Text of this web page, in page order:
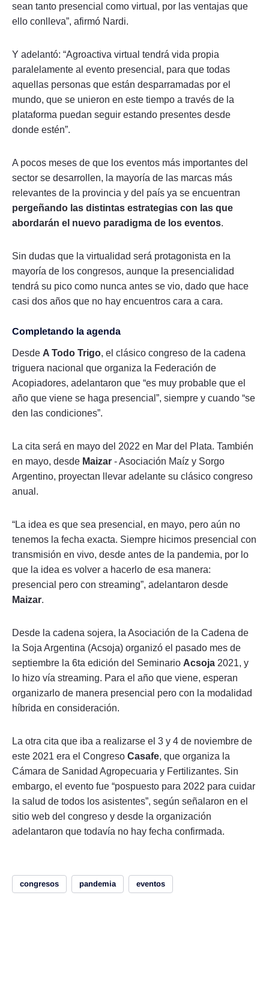
sean tanto presencial como virtual, por las ventajas que
ello conlleva”, afirmó Nardi.
Y adelantó: “Agroactiva virtual tendrá vida propia
paralelamente al evento presencial, para que todas
aquellas personas que están desparramadas por el
mundo, que se unieron en este tiempo a través de la
plataforma puedan seguir estando presentes desde
donde estén”.
A pocos meses de que los eventos más importantes del
sector se desarrollen, la mayoría de las marcas más
relevantes de la provincia y del país ya se encuentran
pergeñando las distintas estrategias con las que
abordarán el nuevo paradigma de los eventos.
Sin dudas que la virtualidad será protagonista en la
mayoría de los congresos, aunque la presencialidad
tendrá su pico como nunca antes se vio, dado que hace
casi dos años que no hay encuentros cara a cara.
Completando la agenda
Desde A Todo Trigo, el clásico congreso de la cadena
triguera nacional que organiza la Federación de
Acopiadores, adelantaron que “es muy probable que el
año que viene se haga presencial”, siempre y cuando “se
den las condiciones”.
La cita será en mayo del 2022 en Mar del Plata. También
en mayo, desde Maizar - Asociación Maíz y Sorgo
Argentino, proyectan llevar adelante su clásico congreso
anual.
“La idea es que sea presencial, en mayo, pero aún no
tenemos la fecha exacta. Siempre hicimos presencial con
transmisión en vivo, desde antes de la pandemia, por lo
que la idea es volver a hacerlo de esa manera:
presencial pero con streaming”, adelantaron desde
Maizar.
Desde la cadena sojera, la Asociación de la Cadena de
la Soja Argentina (Acsoja) organizó el pasado mes de
septiembre la 6ta edición del Seminario Acsoja 2021, y
lo hizo vía streaming. Para el año que viene, esperan
organizarlo de manera presencial pero con la modalidad
híbrida en consideración.
La otra cita que iba a realizarse el 3 y 4 de noviembre de
este 2021 era el Congreso Casafe, que organiza la
Cámara de Sanidad Agropecuaria y Fertilizantes. Sin
embargo, el evento fue “pospuesto para 2022 para cuidar
la salud de todos los asistentes”, según señalaron en el
sitio web del congreso y desde la organización
adelantaron que todavía no hay fecha confirmada.
congresos pandemia eventos